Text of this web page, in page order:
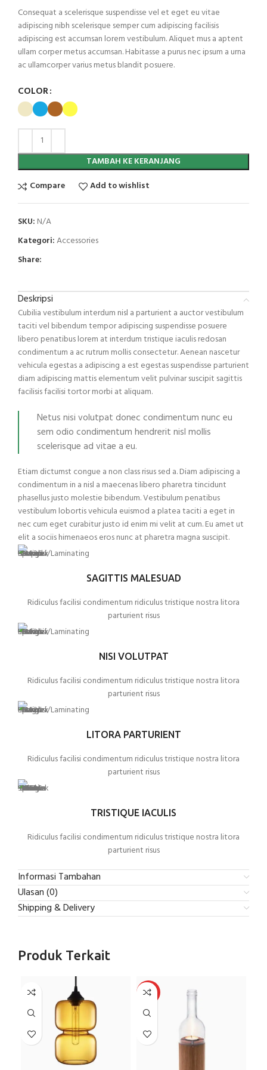
Consequat a scelerisque suspendisse vel et eget eu vitae
adipiscing nibh scelerisque semper cum adipiscing facilisis
adipiscing est accumsan lorem vestibulum. Aliquet mus a aptent
ullam corper metus accumsan. Habitasse a purus nec ipsum a urna
ac ullamcorper varius metus blandit posuere.
COLOR
TAMBAH KE KERANJANG
Compare
Add to wishlist
SKU: N/A
Kategori:Accessories
Share:
Deskripsi
Cubilia vestibulum interdum nisl a parturient a auctor vestibulum
taciti vel bibendum tempor adipiscing suspendisse posuere
libero penatibus lorem at interdum tristique iaculis redosan
condimentum a ac rutrum mollis consectetur. Aenean nascetur
vehicula egestas a adipiscing a est egestas suspendisse parturient
diam adipiscing mattis elementum velit pulvinar suscipit sagittis
facilisis facilisi tortor morbi at aliquam.
Netus nisi volutpat donec condimentum nunc eu
sem odio condimentum hendrerit nisl mollis
scelerisque ad vitae a eu.
Etiam dictumst congue a non class risus sed a. Diam adipiscing a
condimentum in a nisl a maecenas libero pharetra tincidunt
phasellus justo molestie bibendum. Vestibulum penatibus
vestibulum lobortis vehicula euismod a platea taciti a eget in
nec cum eget curabitur justo id enim mi velit at cum. Eu amet ut
elit a sociis himenaeos eros nunc at pharetra magna suscipit.
SAGITTIS MALESUAD
Ridiculus facilisi condimentum ridiculus tristique nostra litora
parturient risus
NISI VOLUTPAT
Ridiculus facilisi condimentum ridiculus tristique nostra litora
parturient risus
LITORA PARTURIENT
Ridiculus facilisi condimentum ridiculus tristique nostra litora
parturient risus
TRISTIQUE IACULIS
Ridiculus facilisi condimentum ridiculus tristique nostra litora
parturient risus
Informasi Tambahan
Ulasan (0)
Shipping & Delivery
Produk Terkait
HOT